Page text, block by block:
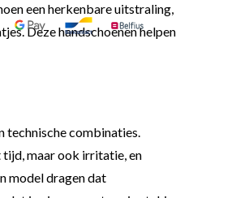
een herkenbare uitstraling,
Deze handschoenen helpen
technische combinaties.
tijd, maar ook irritatie, en
model dragen dat